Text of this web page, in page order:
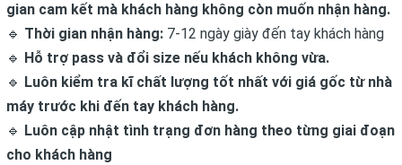
gian cam kết mà khách hàng không còn muốn nhận hàng.
🔹 Thời gian nhận hàng: 7-12 ngày giày đến tay khách hàng
🔹 Hỗ trợ pass và đổi size nếu khách không vừa.
🔹 Luôn kiểm tra kĩ chất lượng tốt nhất với giá gốc từ nhà
máy trước khi đến tay khách hàng.
🔹 Luôn cập nhật tình trạng đơn hàng theo từng giai đoạn
cho khách hàng